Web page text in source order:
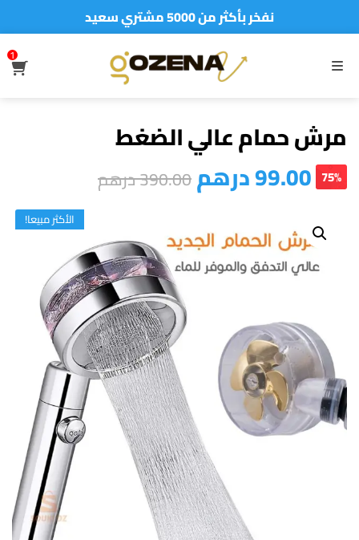
نفخر بأكثر من 5000 مشتري سعيد
MENU
1
مرش حمام عالي الضغط
99.00درهم390.00درهم 75%
الأكثر مبيعا!